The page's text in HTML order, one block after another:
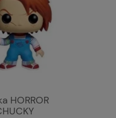
HORROR